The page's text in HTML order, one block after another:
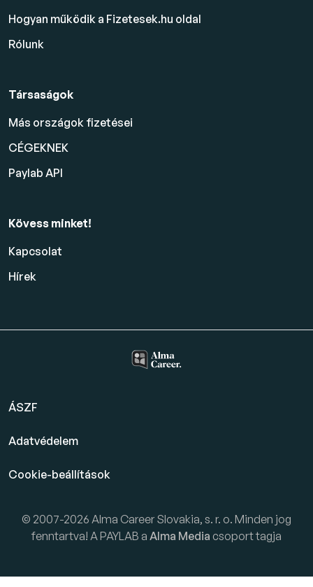
Hogyan működik a Fizetesek.hu oldal
Rólunk
Társaságok
Más országok fizetései
CÉGEKNEK
Paylab API
Kövess minket!
Kapcsolat
Hírek
ÁSZF
Adatvédelem
Cookie-beállítások
© 2007-2026 Alma Career Slovakia, s. r. o. Minden jog
fenntartva! A PAYLAB a Alma Media csoport tagja